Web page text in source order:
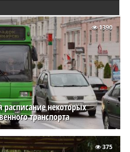
расписание некоторых
транспорта
1390
375